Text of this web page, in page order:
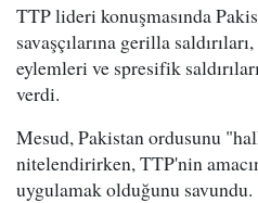
TTP lideri konuşmasında
savaşçılarına gerilla
eylemleri ve spresifik
verdi.
Mesud, Pakistan ordusunu
nitelendirirken, TTP'nin
uygulamak olduğunu savundu.